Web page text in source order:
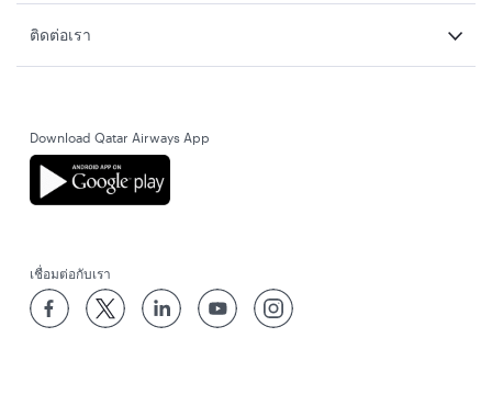
ติดต่อเรา
Download Qatar Airways App
เชื่อมต่อกับเรา